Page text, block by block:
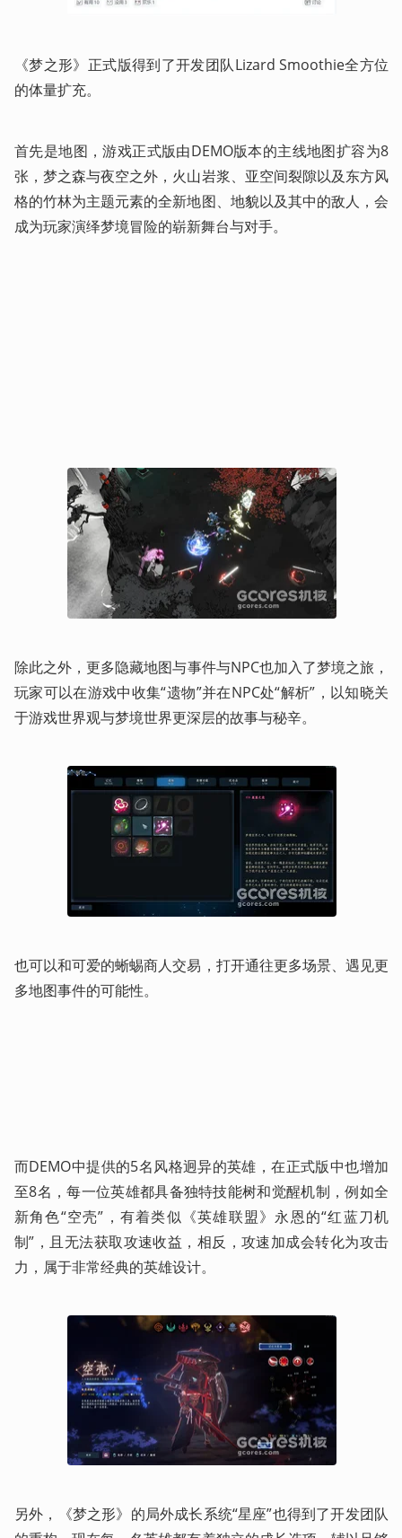
《梦之形》正式版得到了开发团队Lizard Smoothie全方位
的体量扩充。
首先是地图，游戏正式版由DEMO版本的主线地图扩容为8
张，梦之森与夜空之外，火山岩浆、亚空间裂隙以及东方风
格的竹林为主题元素的全新地图、地貌以及其中的敌人，会
成为玩家演绎梦境冒险的崭新舞台与对手。
除此之外，更多隐藏地图与事件与NPC也加入了梦境之旅，
玩家可以在游戏中收集“遗物”并在NPC处“解析”，以知晓关
于游戏世界观与梦境世界更深层的故事与秘辛。
也可以和可爱的蜥蜴商人交易，打开通往更多场景、遇见更
多地图事件的可能性。
而DEMO中提供的5名风格迥异的英雄，在正式版中也增加
至8名，每一位英雄都具备独特技能树和觉醒机制，例如全
新角色“空壳”，有着类似《英雄联盟》永恩的“红蓝刀机
制”，且无法获取攻速收益，相反，攻速加成会转化为攻击
力，属于非常经典的英雄设计。
另外，《梦之形》的局外成长系统“星座”也得到了开发团队